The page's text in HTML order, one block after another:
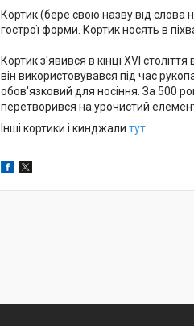
Кортик (бере свою назву від
гострої форми. Кортик носять в
Кортик з'явився в кінці XVI
він використовувався під час
обов'язковий для носіння. За 500
перетворився на урочистий
Інші кортики і кинджали тут.